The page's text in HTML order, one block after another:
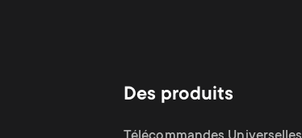
Des produits